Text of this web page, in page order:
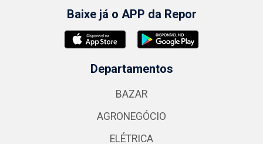
Baixe já o APP da Repor
Departamentos
BAZAR
AGRONEGÓCIO
ELÉTRICA